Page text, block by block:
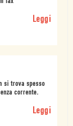
Leggi
si trova spesso
corrente.
Leggi